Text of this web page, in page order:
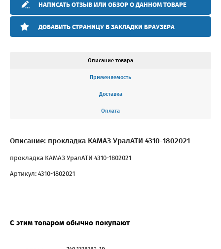
НАПИСАТЬ ОТЗЫВ ИЛИ ОБЗОР О ДАННОМ ТОВАРЕ
ДОБАВИТЬ СТРАНИЦУ В ЗАКЛАДКИ БРАУЗЕРА
Описание товара
Применяемость
Доставка
Оплата
Описание: прокладка КАМАЗ УралАТИ 4310-1802021
прокладка КАМАЗ УралАТИ 4310-1802021
Артикул: 4310-1802021
С этим товаром обычно покупают